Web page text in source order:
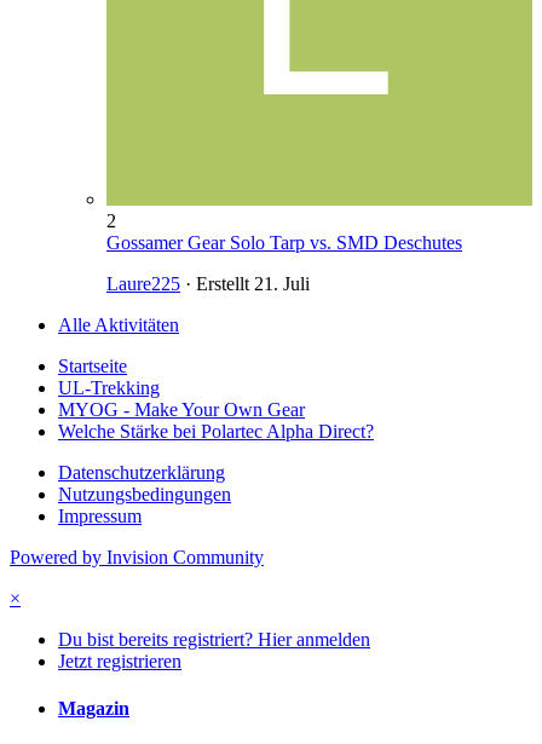
2
Gossamer Gear Solo Tarp vs. SMD Deschutes
Laure225 · Erstellt 21. Juli
Alle Aktivitäten
Startseite
UL-Trekking
MYOG - Make Your Own Gear
Welche Stärke bei Polartec Alpha Direct?
Datenschutzerklärung
Nutzungsbedingungen
Impressum
Powered by Invision Community
×
Du bist bereits registriert? Hier anmelden
Jetzt registrieren
Magazin